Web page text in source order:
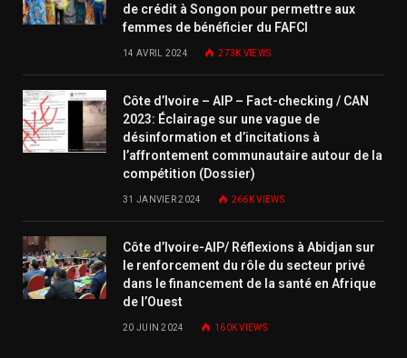
de crédit à Songon pour permettre aux
femmes de bénéficier du FAFCI
14 AVRIL 2024 273KVIEWS
Côte d’Ivoire – AIP – Fact-checking / CAN
2023: Éclairage sur une vague de
désinformation et d’incitations à
l’affrontement communautaire autour de la
compétition (Dossier)
31 JANVIER 2024 266KVIEWS
Côte d’Ivoire-AIP/ Réflexions à Abidjan sur
le renforcement du rôle du secteur privé
dans le financement de la santé en Afrique
de l’Ouest
20 JUIN 2024 160KVIEWS